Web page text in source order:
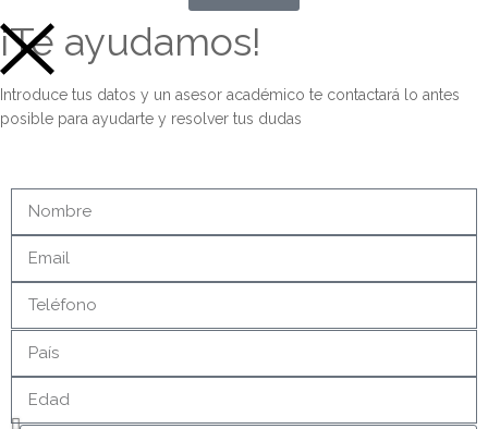
¡Te ayudamos!
Introduce tus datos y un asesor académico te contactará lo antes
posible para ayudarte y resolver tus dudas